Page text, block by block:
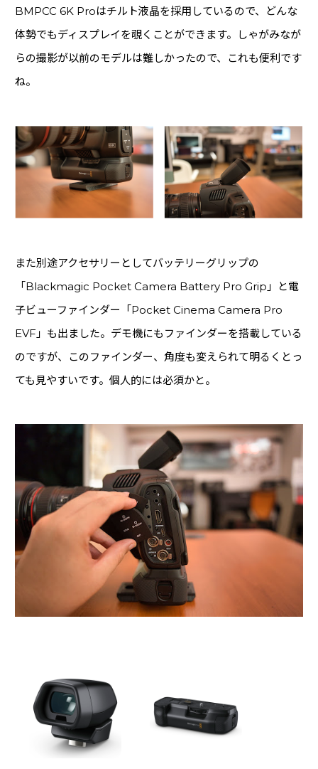
BMPCC 6K Proはチルト液晶を採用しているので、どんな
体勢でもディスプレイを覗くことができます。しゃがみなが
らの撮影が以前のモデルは難しかったので、これも便利です
ね。
また別途アクセサリーとしてバッテリーグリップの
「Blackmagic Pocket Camera Battery Pro Grip」と電
子ビューファインダー「Pocket Cinema Camera Pro
EVF」も出ました。デモ機にもファインダーを搭載している
のですが、このファインダー、角度も変えられて明るくとっ
ても見やすいです。個人的には必須かと。